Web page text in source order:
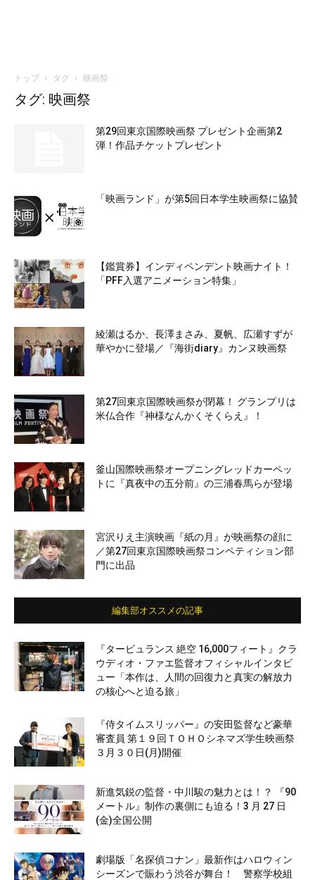
トップ タグ 映画祭
タグ: 映画祭
第29回東京国際映画祭 プレゼント企画第2
弾！作品チケットプレゼント
「映画ランド」が第5回日本学生映画祭に協賛
【鑑賞券】インディペンデント映画ナイト！
「PFF入選アニメーション特集」
綾瀬はるか、長澤まさみ、夏帆、広瀬すずが
華やかに登場／『海街diary』カンヌ映画祭
第27回東京国際映画祭が閉幕！ グランプリは
米仏合作『神様なんかくそくらえ』！
釜山国際映画祭オープニングレッドカーペッ
トに『真夜中の五分前』の三浦春馬らが登場
宮沢りえ主演映画『紙の月』が映画祭の顔に
／第27回東京国際映画祭コンペティション部
門に出品
編集部オススメの記事
『タービュランス 絶空 16,000フィート』クラ
ウディオ・ファエ監督オフィシャルインタビ
ュー「本作は、人間の回復力と真実の解放力
の核心へと迫る旅」
『侍タイムスリッパー』の安田監督など豪華
審査員 第１９回ＴＯＨＯシネマズ学生映画祭
３月３０日(月)開催
新進気鋭の監督・中川駿の魅力とは！？ 『90
メートル』制作の裏側にも迫る！3 月 27 日
(金)全国公開
劇場版「名探偵コナン」最新作はハロウィン
シーズンで賑わう渋谷が舞台！ 警察学校組